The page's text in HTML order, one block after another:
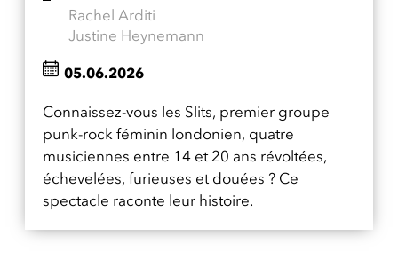
Rachel Arditi
Justine Heynemann
Connaissez-vous les Slits, premier groupe
punk-rock féminin londonien, quatre
musiciennes entre 14 et 20 ans révoltées,
échevelées, furieuses et douées ? Ce
spectacle raconte leur histoire.
05.06.2026